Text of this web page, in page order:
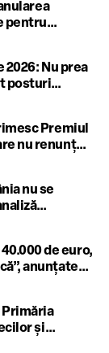
pentru
copiilor:
2026: Nu prea
posturi
Premiul
nu renunță
nu se
timpul
și cele cu
de euro,
anunțate
Banii –
Primăria
și